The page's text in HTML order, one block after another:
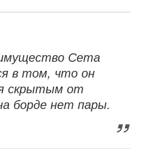
Сета
в том, что он
скрытым от
борде нет пары.